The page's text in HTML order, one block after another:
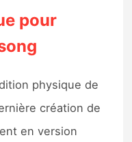
pour
physique de
création de
en version